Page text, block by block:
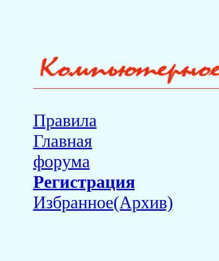
Правила
Главная
форума
Регистрация
Избранное(Архив)